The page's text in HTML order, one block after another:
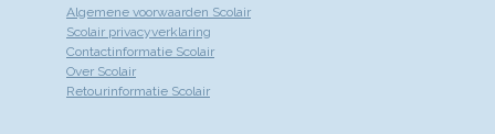
Algemene voorwaarden Scolair
Scolair privacyverklaring
Contactinformatie Scolair
Over Scolair
Retourinformatie Scolair